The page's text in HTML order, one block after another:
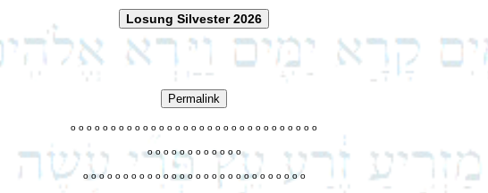
Losung Silvester 2026
Permalink
o o o o o o o o o o o o o o o o o o o o o o o o o o o o o o o
o o o o o o o o o o o o
o o o o o o o o o o o o o o o o o o o o o o o o o o o o